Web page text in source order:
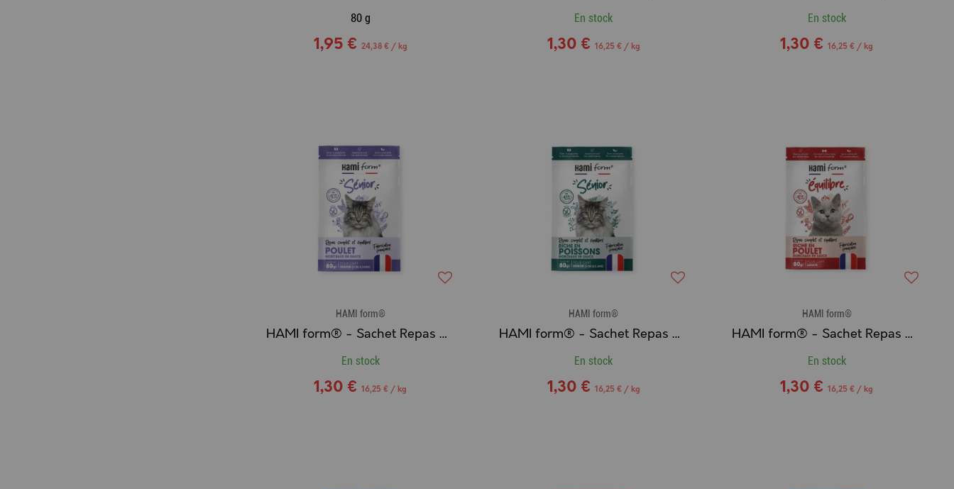
80 g
1,95 € 24,38 € / kg
En stock
1,30 € 16,25 € / kg
En stock
1,30 €16,25 € / kg
HAMI form®
HAMI form® - Sachet Repas Complet Humide pour Chat Sénior au POULET
En stock
1,30 €16,25 € / kg
HAMI form®
HAMI form® - Sachet Repas Complet Humide pour Chat Sénior au THON
En stock
1,30 € 16,25 € / kg
HAMI form®
HAMI form® - Sachet Repas Complet Humide pour Chat au POULET
En stock
1,30 €16,25 € / kg